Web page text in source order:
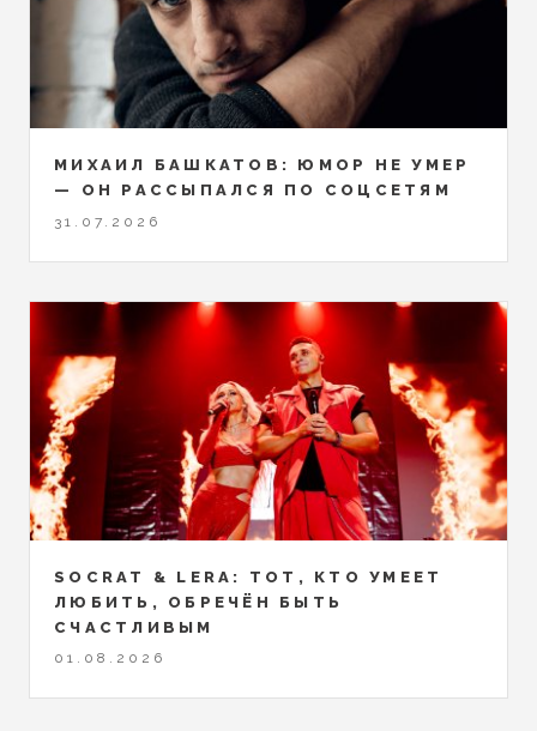
МИХАИЛ БАШКАТОВ: ЮМОР НЕ УМЕР
— ОН РАССЫПАЛСЯ ПО СОЦСЕТЯМ
31.07.2026
SOCRAT & LERA: ТОТ, КТО УМЕЕТ
ЛЮБИТЬ, ОБРЕЧЁН БЫТЬ
СЧАСТЛИВЫМ
01.08.2026